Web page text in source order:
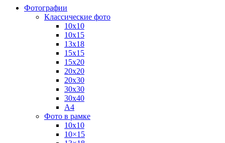
Фотографии
Классические фото
10х10
10х15
13х18
15х15
15х20
20х20
20х30
30х30
30х40
А4
Фото в рамке
10х10
10×15